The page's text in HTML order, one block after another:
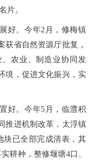
片。
好。今年2月，修梅镇
获省自然资源厅批复，
农业、制造业协同发
境，促进文化振兴，实
好。今年5月，临澧积
推进机制改革，太浮镇
块已全部完成清表，其
耕种，整修堰塘4口、